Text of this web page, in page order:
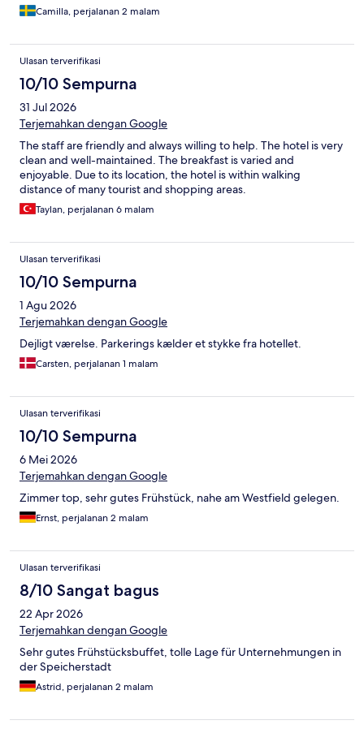
Camilla, perjalanan 2 malam
Ulasan terverifikasi
10/10 Sempurna
31 Jul 2026
Terjemahkan dengan Google
The staff are friendly and always willing to help. The hotel is very
clean and well-maintained. The breakfast is varied and
enjoyable. Due to its location, the hotel is within walking
distance of many tourist and shopping areas.
Taylan, perjalanan 6 malam
Ulasan terverifikasi
10/10 Sempurna
1 Agu 2026
Terjemahkan dengan Google
Dejligt værelse. Parkerings kælder et stykke fra hotellet.
Carsten, perjalanan 1 malam
Ulasan terverifikasi
10/10 Sempurna
6 Mei 2026
Terjemahkan dengan Google
Zimmer top, sehr gutes Frühstück, nahe am Westfield gelegen.
Ernst, perjalanan 2 malam
Ulasan terverifikasi
8/10 Sangat bagus
22 Apr 2026
Terjemahkan dengan Google
Sehr gutes Frühstücksbuffet, tolle Lage für Unternehmungen in
der Speicherstadt
Astrid, perjalanan 2 malam